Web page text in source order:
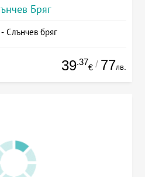
Бряг
Слънчев бряг
39.37
€ / 77лв.